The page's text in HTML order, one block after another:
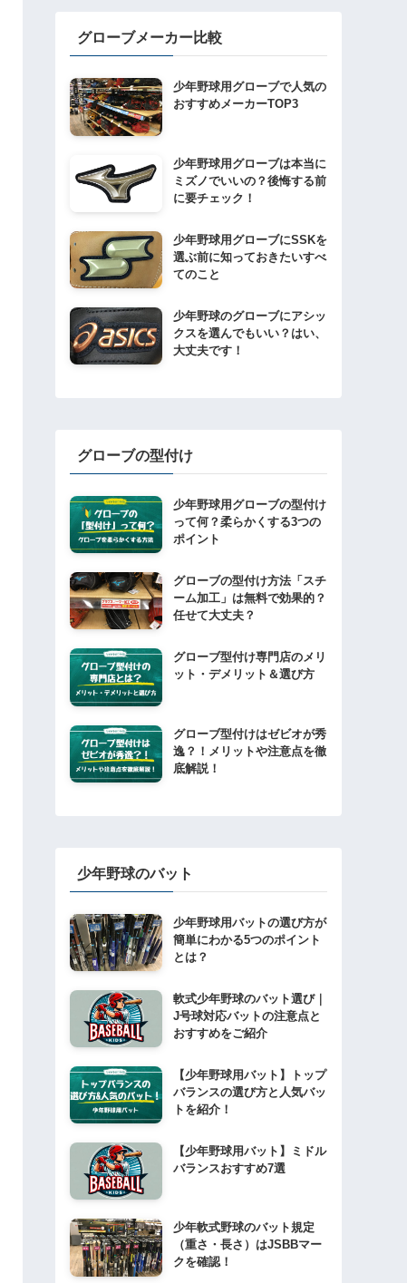
グローブメーカー比較
少年野球用グローブで人気の
おすすめメーカーTOP3
少年野球用グローブは本当に
ミズノでいいの？後悔する前
に要チェック！
少年野球用グローブにSSKを
選ぶ前に知っておきたいすべ
てのこと
少年野球のグローブにアシッ
クスを選んでもいい？はい、
大丈夫です！
グローブの型付け
少年野球用グローブの型付け
って何？柔らかくする3つの
ポイント
グローブの型付け方法「スチ
ーム加工」は無料で効果的？
任せて大丈夫？
グローブ型付け専門店のメリ
ット・デメリット＆選び方
グローブ型付けはゼビオが秀
逸？！メリットや注意点を徹
底解説！
少年野球のバット
少年野球用バットの選び方が
簡単にわかる5つのポイント
とは？
軟式少年野球のバット選び｜
J号球対応バットの注意点と
おすすめをご紹介
【少年野球用バット】トップ
バランスの選び方と人気バッ
トを紹介！
【少年野球用バット】ミドル
バランスおすすめ7選
少年軟式野球のバット規定
（重さ・長さ）はJSBBマー
クを確認！